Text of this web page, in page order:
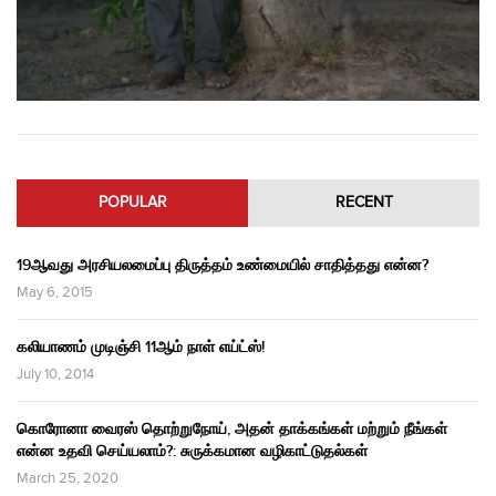
POPULAR RECENT
19ஆவது அரசியலமைப்பு திருத்தம் உண்மையில் சாதித்தது என்ன?
May 6, 2015
கலியாணம் முடிஞ்சி 11ஆம் நாள் எய்ட்ஸ்!
July 10, 2014
கொரோனா வைரஸ் தொற்றுநோய், அதன் தாக்கங்கள் மற்றும் நீங்கள்
என்ன உதவி செய்யலாம்?: சுருக்கமான வழிகாட்டுதல்கள்
March 25, 2020